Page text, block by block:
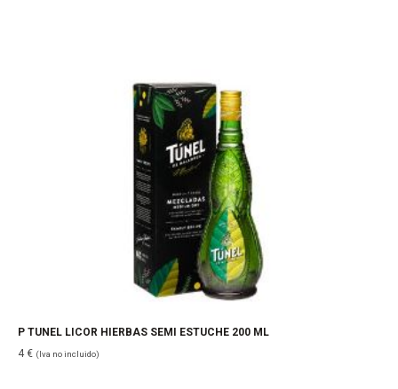
P TUNEL LICOR HIERBAS SEMI ESTUCHE 200 ML
4€ (Iva no incluido)